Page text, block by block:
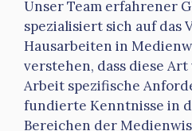
Unser Team erfahrener
spezialisiert sich auf das
Hausarbeiten in
verstehen, dass diese
Arbeit spezifische
fundierte Kenntnisse in
Bereichen der